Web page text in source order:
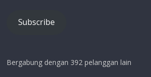
Subscribe
Bergabung dengan 392 pelanggan lain